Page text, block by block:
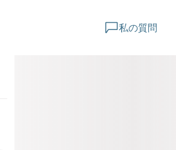
私の質問